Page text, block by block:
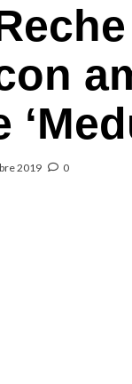
2019 0